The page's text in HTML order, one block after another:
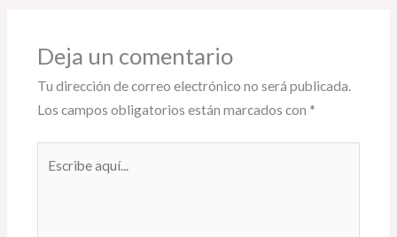
Deja un comentario
Tu dirección de correo electrónico no será publicada.
Los campos obligatorios están marcados con *